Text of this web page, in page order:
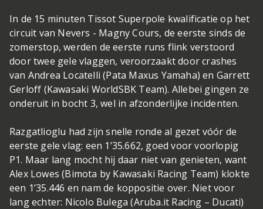
In de 15 minuten Tissot Superpole kwalificatie op het
circuit van Nevers - Magny Cours, de eerste sinds de
zomerstop, werden de eerste runs flink verstoord
door twee gele vlaggen, veroorzaakt door crashes
van Andrea Locatelli (Pata Maxus Yamaha) en Garrett
Gerloff (Kawasaki WorldSBK Team). Allebei gingen ze
onderuit in bocht 3, wel in afzonderlijke incidenten.
Razgatlioglu had zijn snelle ronde al gezet vóór de
eerste gele vlag: een 1’35.662, goed voor voorlopig
P1. Maar lang mocht hij daar niet van genieten, want
Alex Lowes (Bimota by Kawasaki Racing Team) klokte
een 1’35.446 en nam de koppositie over. Niet voor
lang echter: Nicolo Bulega (Aruba.it Racing – Ducati)